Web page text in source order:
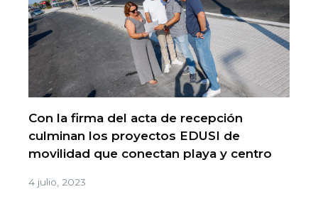
Con la firma del acta de recepción
culminan los proyectos EDUSI de
movilidad que conectan playa y centro
4 julio, 2023